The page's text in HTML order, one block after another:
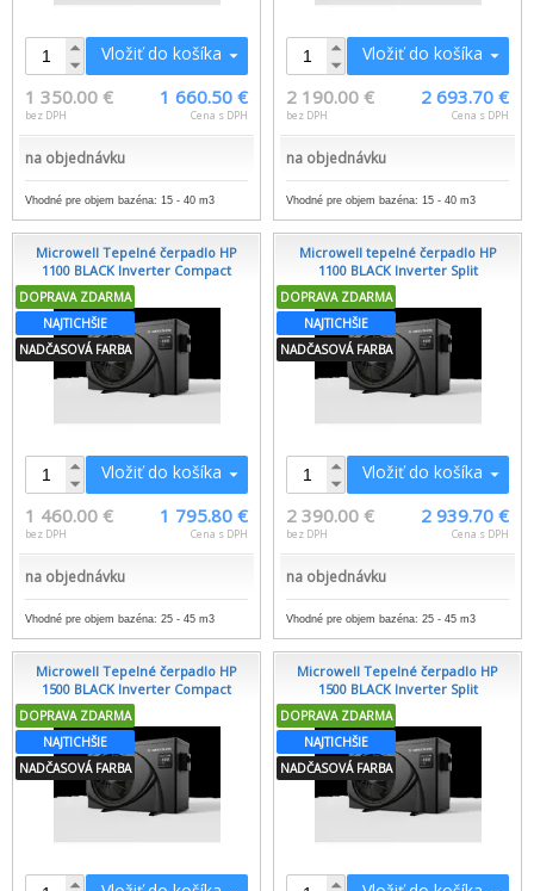
Vložiť do košíka
1 350.00 €
bez DPH
1 660.50 €
Cena s DPH
na objednávku
Vhodné pre objem bazéna: 15 - 40 m3
Vložiť do košíka
2 190.00 €
bez DPH
2 693.70 €
Cena s DPH
na objednávku
Vhodné pre objem bazéna: 15 - 40 m3
Microwell Tepelné čerpadlo HP
1100 BLACK Inverter Compact
DOPRAVA ZDARMA
NAJTICHŠIE
NADČASOVÁ FARBA
Vložiť do košíka
1 460.00 €
bez DPH
1 795.80 €
Cena s DPH
na objednávku
Vhodné pre objem bazéna: 25 - 45 m3
Microwell tepelné čerpadlo HP
1100 BLACK Inverter Split
DOPRAVA ZDARMA
NAJTICHŠIE
NADČASOVÁ FARBA
Vložiť do košíka
2 390.00 €
bez DPH
2 939.70 €
Cena s DPH
na objednávku
Vhodné pre objem bazéna: 25 - 45 m3
Microwell Tepelné čerpadlo HP
1500 BLACK Inverter Compact
DOPRAVA ZDARMA
NAJTICHŠIE
NADČASOVÁ FARBA
Microwell Tepelné čerpadlo HP
1500 BLACK Inverter Split
DOPRAVA ZDARMA
NAJTICHŠIE
NADČASOVÁ FARBA